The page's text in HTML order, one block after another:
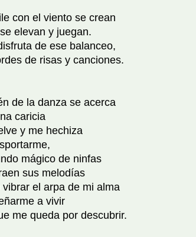
el viento se crean
y juegan.
de ese balanceo,
de risas y canciones.
la danza se acerca
caricia
y me hechiza
mágico de ninfas
sus melodías
el arpa de mi alma
a vivir
queda por descubrir.